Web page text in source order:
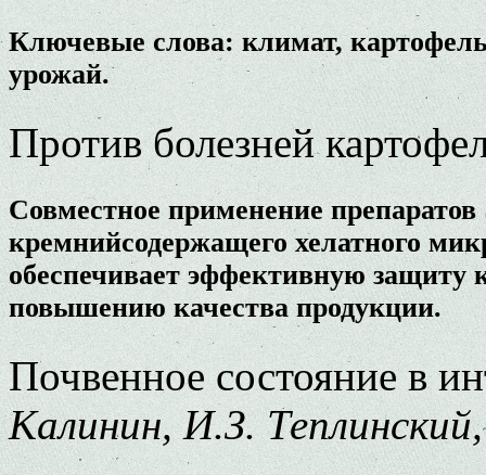
Ключевые слова: климат,
урожай.
Против болезней
Совместное применение
кремнийсодержащего хелатного
обеспечивает эффективную защиту
повышению качества продукции.
Почвенное состояние в
Калинин, И.З.